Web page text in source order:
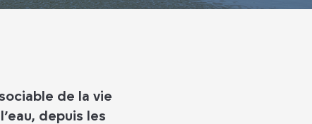
de la vie
depuis les